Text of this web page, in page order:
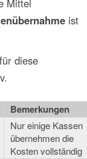
ist
diese
Bemerkungen
Nur einige Kassen
übernehmen die
Kosten vollständig